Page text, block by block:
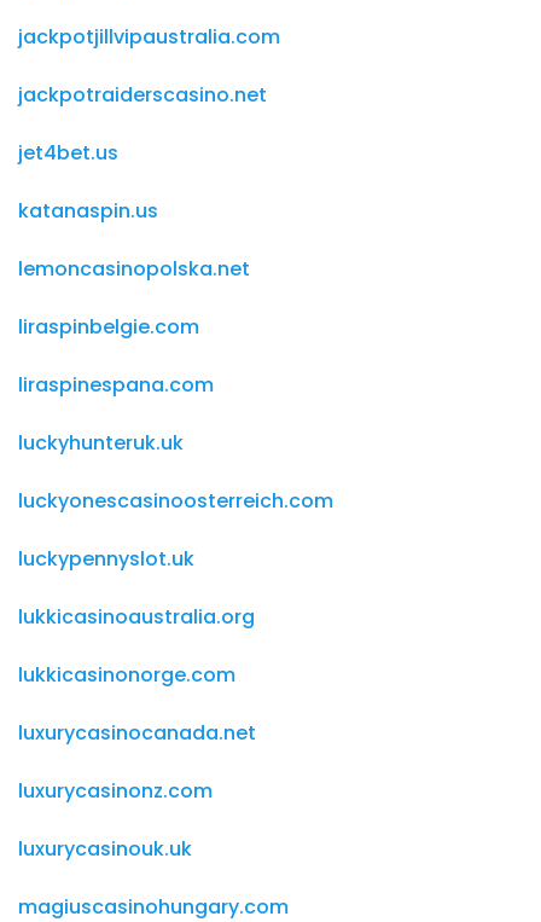
jackpotjillvipaustralia.com
jackpotraiderscasino.net
jet4bet.us
katanaspin.us
lemoncasinopolska.net
liraspinbelgie.com
liraspinespana.com
luckyhunteruk.uk
luckyonescasinoosterreich.com
luckypennyslot.uk
lukkicasinoaustralia.org
lukkicasinonorge.com
luxurycasinocanada.net
luxurycasinonz.com
luxurycasinouk.uk
magiuscasinohungary.com